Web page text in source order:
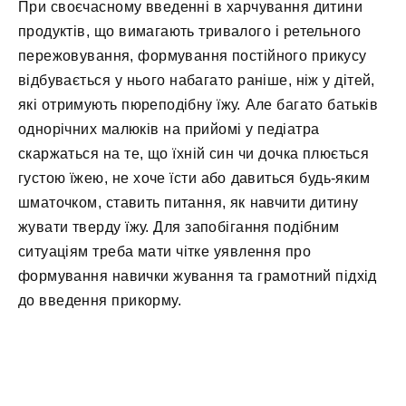
При своєчасному введенні в харчування дитини
продуктів, що вимагають тривалого і ретельного
пережовування, формування постійного прикусу
відбувається у нього набагато раніше, ніж у дітей,
які отримують пюреподібну їжу. Але багато батьків
однорічних малюків на прийомі у педіатра
скаржаться на те, що їхній син чи дочка плюється
густою їжею, не хоче їсти або давиться будь-яким
шматочком, ставить питання, як навчити дитину
жувати тверду їжу. Для запобігання подібним
ситуаціям треба мати чітке уявлення про
формування навички жування та грамотний підхід
до введення прикорму.